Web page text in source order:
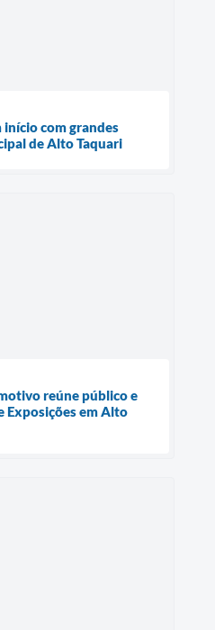
início com grandes
de Alto Taquari
reúne público e
Exposições em Alto